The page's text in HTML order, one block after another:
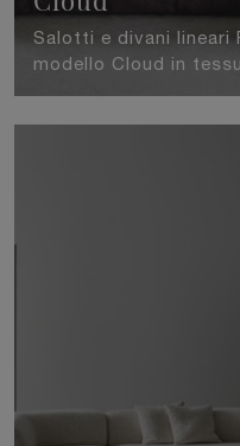
Salotti e divani
modello Cloud in